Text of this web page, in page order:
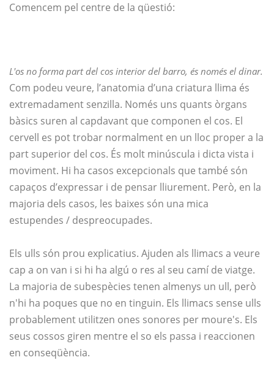
Comencem pel centre de la qüestió:
L'os no forma part del cos interior del barro, és només el dinar.
Com podeu veure, l’anatomia d’una criatura llima és
extremadament senzilla. Només uns quants òrgans
bàsics suren al capdavant que componen el cos. El
cervell es pot trobar normalment en un lloc proper a la
part superior del cos. És molt minúscula i dicta vista i
moviment. Hi ha casos excepcionals que també són
capaços d’expressar i de pensar lliurement. Però, en la
majoria dels casos, les baixes són una mica
estupendes / despreocupades.
Els ulls són prou explicatius. Ajuden als llimacs a veure
cap a on van i si hi ha algú o res al seu camí de viatge.
La majoria de subespècies tenen almenys un ull, però
n'hi ha poques que no en tinguin. Els llimacs sense ulls
probablement utilitzen ones sonores per moure's. Els
seus cossos giren mentre el so els passa i reaccionen
en conseqüència.